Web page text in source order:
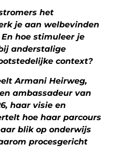
het
je aan welbevinden
hoe stimuleer je
anderstalige
context?
Armani Heirweg,
ambassadeur van
haar visie en
hoe haar parcours
blik op onderwijs
procesgericht